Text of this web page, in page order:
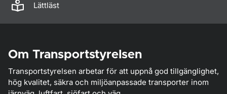
Lättläst
Om Transportstyrelsen
Transportstyrelsen arbetar för att uppnå god tillgänglighet,
hög kvalitet, säkra och miljöanpassade transporter inom